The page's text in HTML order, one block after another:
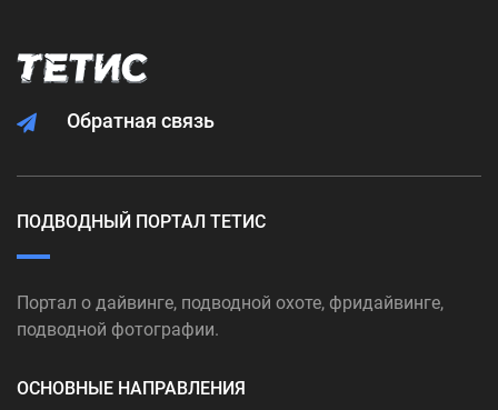
Обратная связь
ПОДВОДНЫЙ ПОРТАЛ ТЕТИС
Портал о дайвинге, подводной охоте, фридайвинге,
подводной фотографии.
ОСНОВНЫЕ НАПРАВЛЕНИЯ